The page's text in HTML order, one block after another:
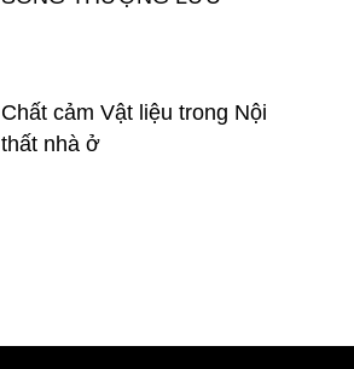
Chất cảm Vật liệu trong Nội
thất nhà ở